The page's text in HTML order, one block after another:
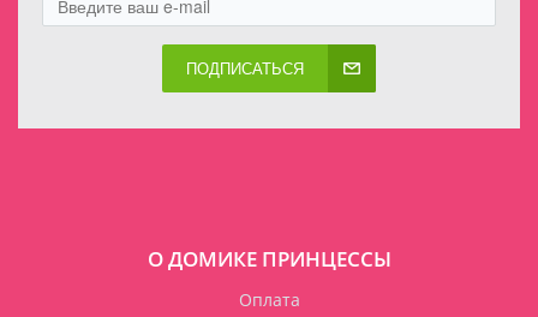
ПОДПИСАТЬСЯ
О ДОМИКЕ ПРИНЦЕССЫ
Оплата